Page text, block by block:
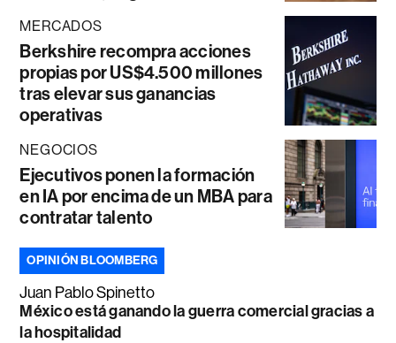
MERCADOS
Berkshire recompra acciones
propias por US$4.500 millones
tras elevar sus ganancias
operativas
NEGOCIOS
Ejecutivos ponen la formación
en IA por encima de un MBA para
contratar talento
OPINIÓN BLOOMBERG
Juan Pablo Spinetto
México está ganando la guerra comercial gracias a
la hospitalidad